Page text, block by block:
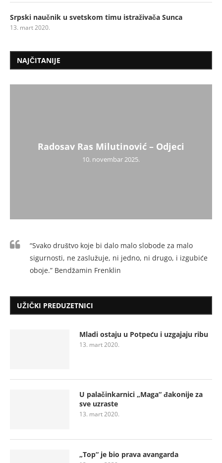
Srpski naučnik u svetskom timu istraživača Sunca
13. mart 2020.
NAJČITANIJE
Radosav Ras Milutinović – Odjeci
10. novembar 2025.
“Svako društvo koje bi dalo malo slobode za malo
sigurnosti, ne zaslužuje, ni jedno, ni drugo, i izgubiće
oboje.” Bendžamin Frenklin
UŽIČKI PREDUZETNICI
Mladi ostaju u Potpeću i uzgajaju ribu
13. mart 2020.
U palačinkarnici „Maga“ đakonije za
sve uzraste
13. mart 2020.
„Top“ je bio prava avangarda